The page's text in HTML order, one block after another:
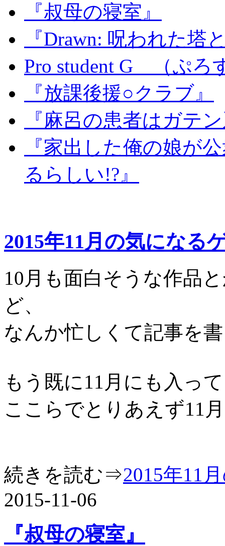
『叔母の寝室』
『Drawn: 呪われた塔
Pro student G （ぷろ
『放課後援○クラブ』
『麻呂の患者はガテ
『家出した俺の娘が
るらしい!?』
2015年11月の気になる
10月も面白そうな作品
ど、
なんか忙しくて記事を
もう既に11月にも入っ
ここらでとりあえず11
続きを読む⇒2015年11
2015-11-06
『叔母の寝室』